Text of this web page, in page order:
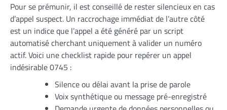
Pour se prémunir, il est conseillé de rester silencieux en cas
d’appel suspect. Un raccrochage immédiat de l’autre côté
est un indice que l’appel a été généré par un script
automatisé cherchant uniquement à valider un numéro
actif. Voici une checklist rapide pour repérer un appel
indésirable 0745 :
Silence ou délai avant la prise de parole
Voix synthétique ou message pré-enregistré